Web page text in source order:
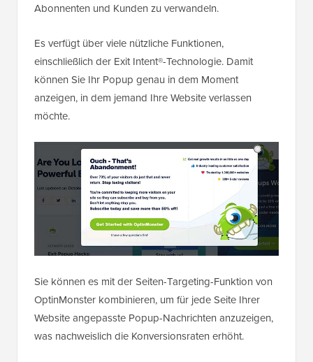
Abonnenten und Kunden zu verwandeln.
Es verfügt über viele nützliche Funktionen,
einschließlich der Exit Intent®-Technologie. Damit
können Sie Ihr Popup genau in dem Moment
anzeigen, in dem jemand Ihre Website verlassen
möchte.
Sie können es mit der Seiten-Targeting-Funktion von
OptinMonster kombinieren, um für jede Seite Ihrer
Website angepasste Popup-Nachrichten anzuzeigen,
was nachweislich die Konversionsraten erhöht.